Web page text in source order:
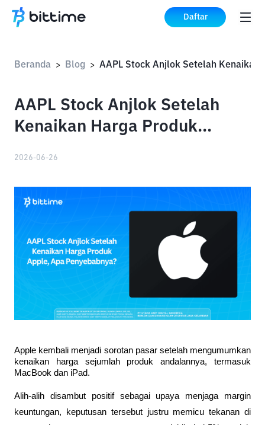
Daftar
Beranda > Blog >
AAPL Stock Anjlok Setelah
Kenaikan Harga Produk
2026-06-26
Apple kembali menjadi sorotan pasar setelah mengumumkan
kenaikan harga sejumlah produk andalannya, termasuk
MacBook dan iPad.
Alih-alih disambut positif sebagai upaya menjaga margin
keuntungan, keputusan tersebut justru memicu tekanan di